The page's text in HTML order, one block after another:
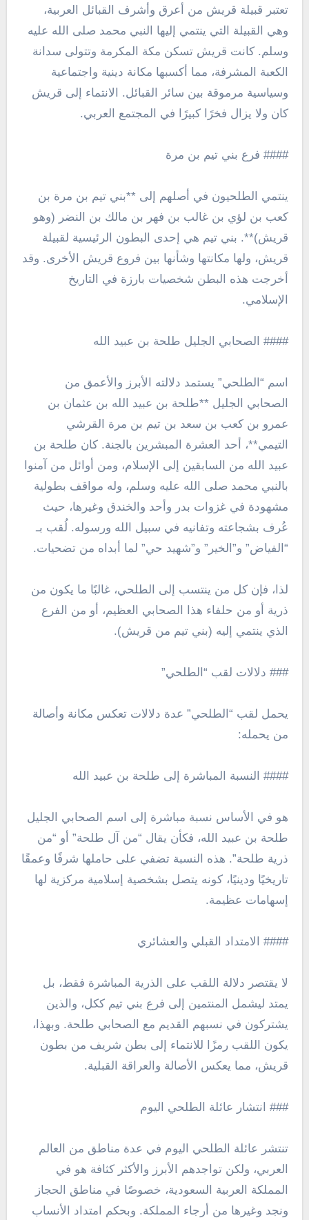
تعتبر قبيلة قريش من أعرق وأشرف القبائل العربية،
وهي القبيلة التي ينتمي إليها النبي محمد صلى الله عليه
وسلم. كانت قريش تسكن مكة المكرمة وتتولى سدانة
الكعبة المشرفة، مما أكسبها مكانة دينية واجتماعية
وسياسية مرموقة بين سائر القبائل. الانتماء إلى قريش
كان ولا يزال فخرًا كبيرًا في المجتمع العربي.
#### فرع بني تيم بن مرة
ينتمي الطلحيون في أصلهم إلى **بني تيم بن مرة بن
كعب بن لؤي بن غالب بن فهر بن مالك بن النضر (وهو
قريش)**. بني تيم هي إحدى البطون الرئيسية لقبيلة
قريش، ولها مكانتها وشأنها بين فروع قريش الأخرى. وقد
أخرجت هذه البطن شخصيات بارزة في التاريخ
الإسلامي.
#### الصحابي الجليل طلحة بن عبيد الله
اسم “الطلحي” يستمد دلالته الأبرز والأعمق من
الصحابي الجليل **طلحة بن عبيد الله بن عثمان بن
عمرو بن كعب بن سعد بن تيم بن مرة القرشي
التيمي**، أحد العشرة المبشرين بالجنة. كان طلحة بن
عبيد الله من السابقين إلى الإسلام، ومن أوائل من آمنوا
بالنبي محمد صلى الله عليه وسلم، وله مواقف بطولية
مشهودة في غزوات بدر وأحد والخندق وغيرها، حيث
عُرف بشجاعته وتفانيه في سبيل الله ورسوله. لُقب بـ
“الفياض” و”الخير” و”شهيد حي” لما أبداه من تضحيات.
لذا، فإن كل من ينتسب إلى الطلحي، غالبًا ما يكون من
ذرية أو من حلفاء هذا الصحابي العظيم، أو من الفرع
الذي ينتمي إليه (بني تيم من قريش).
### دلالات لقب “الطلحي”
يحمل لقب “الطلحي” عدة دلالات تعكس مكانة وأصالة
من يحمله:
#### النسبة المباشرة إلى طلحة بن عبيد الله
هو في الأساس نسبة مباشرة إلى اسم الصحابي الجليل
طلحة بن عبيد الله، فكأن يقال “من آل طلحة” أو “من
ذرية طلحة”. هذه النسبة تضفي على حاملها شرفًا وعمقًا
تاريخيًا ودينيًا، كونه يتصل بشخصية إسلامية مركزية لها
إسهامات عظيمة.
#### الامتداد القبلي والعشائري
لا يقتصر دلالة اللقب على الذرية المباشرة فقط، بل
يمتد ليشمل المنتمين إلى فرع بني تيم ككل، والذين
يشتركون في نسبهم القديم مع الصحابي طلحة. وبهذا،
يكون اللقب رمزًا للانتماء إلى بطن شريف من بطون
قريش، مما يعكس الأصالة والعراقة القبلية.
### انتشار عائلة الطلحي اليوم
تنتشر عائلة الطلحي اليوم في عدة مناطق من العالم
العربي، ولكن تواجدهم الأبرز والأكثر كثافة هو في
المملكة العربية السعودية، خصوصًا في مناطق الحجاز
ونجد وغيرها من أرجاء المملكة. وبحكم امتداد الأنساب